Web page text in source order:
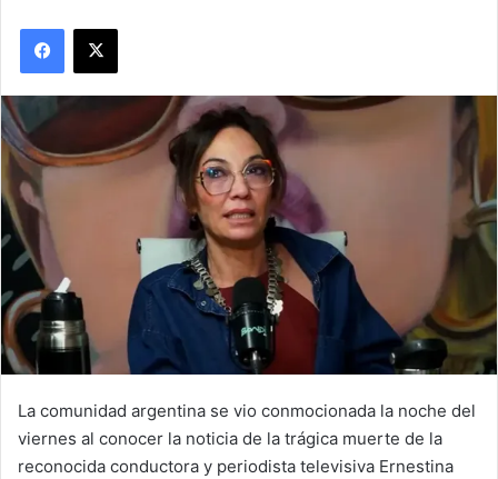
Facebook
X
La comunidad argentina se vio conmocionada la noche del
viernes al conocer la noticia de la trágica muerte de la
reconocida conductora y periodista televisiva Ernestina